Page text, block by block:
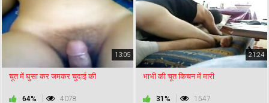
13:05
चूत में घुसा कर जमकर चुदाई की
64% 4078
21:24
भाभी की चूत किचन में मारी
31% 1547